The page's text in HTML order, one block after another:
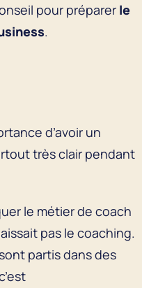
pour préparer le
.
d’avoir un
très clair pendant
le métier de coach
pas le coaching.
partis dans des